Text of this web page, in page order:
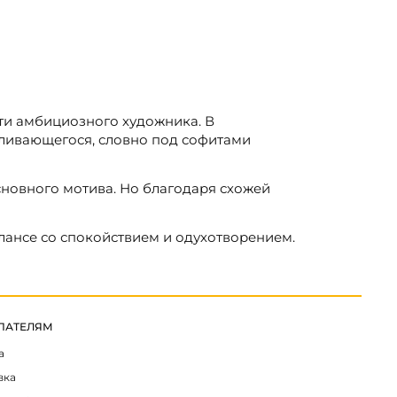
амбициозного художника. В
словно под софитами
мотива. Но благодаря схожей
со спокойствием и одухотворением.